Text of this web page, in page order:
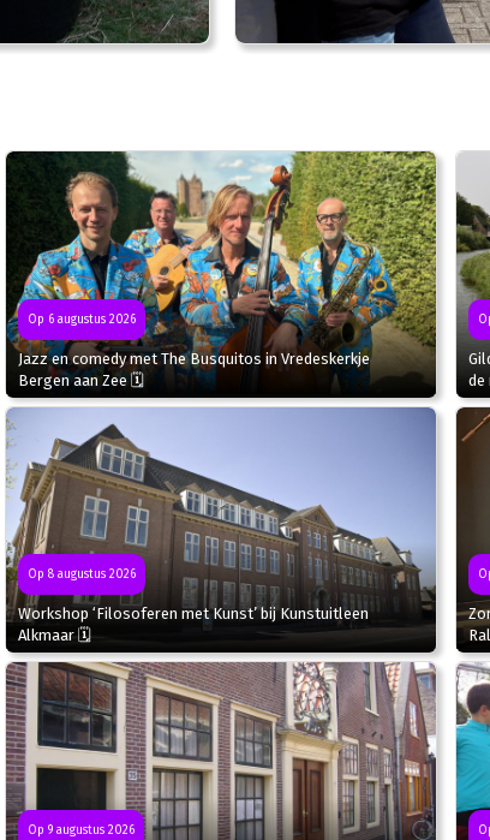
Op 6 augustus 2026
Jazz en comedy met The Busquitos in Vredeskerkje
Bergen aan Zee 🗓
de
Op 8 augustus 2026
Workshop ‘Filosoferen met Kunst’ bij Kunstuitleen
Alkmaar 🗓
Op 9 augustus 2026